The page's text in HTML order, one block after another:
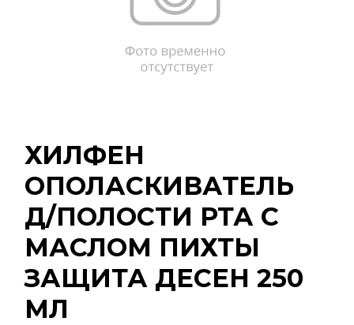
ХИЛФЕН
ОПОЛАСКИВАТЕЛЬ
Д/ПОЛОСТИ РТА С
МАСЛОМ ПИХТЫ
ЗАЩИТА ДЕСЕН 250
МЛ